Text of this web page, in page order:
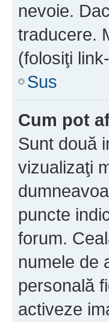
nevoie.
traducere.
(folosiţi
Sus
Cum pot
Sunt două
vizualizaţi
puncte
forum.
numele de
personală
activeze